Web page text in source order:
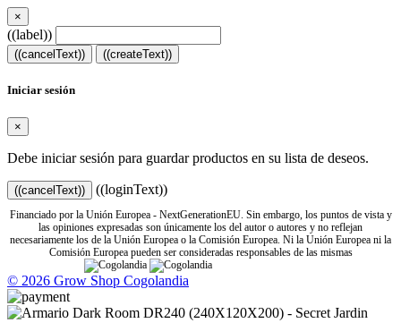
×
((label))
((cancelText)) ((createText))
Iniciar sesión
×
Debe iniciar sesión para guardar productos en su lista de deseos.
((cancelText)) ((loginText))
Financiado por la Unión Europea - NextGenerationEU. Sin embargo, los puntos de vista y
las opiniones expresadas son únicamente los del autor o autores y no reflejan
necesariamente los de la Unión Europea o la Comisión Europea. Ni la Unión Europea ni la
Comisión Europea pueden ser consideradas responsables de las mismas
© 2026 Grow Shop Cogolandia